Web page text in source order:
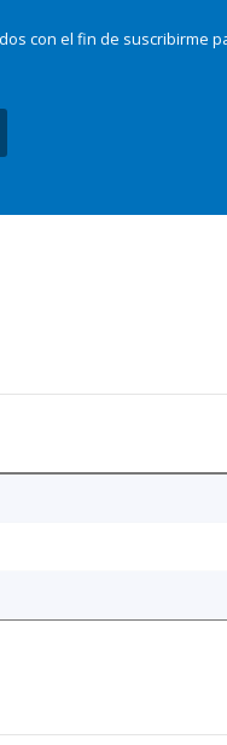
con el fin de suscribirme